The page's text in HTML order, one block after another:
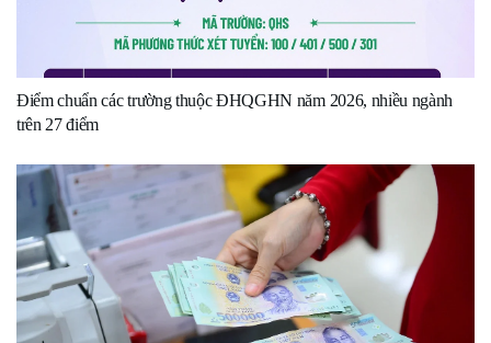
Điểm chuẩn các trường thuộc ĐHQGHN năm 2026, nhiều ngành
trên 27 điểm